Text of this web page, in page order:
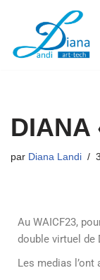
au
par Diana Landi
Au WAICF23,
double virtuel de
Les medias l’ont